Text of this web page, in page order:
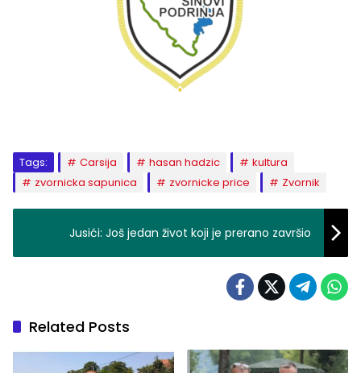
Tags: Carsija hasan hadzic
kultura
zvornicka sapunica
zvornicke price Zvornik
Jusići: Još jedan život koji je prerano završio
Related Posts